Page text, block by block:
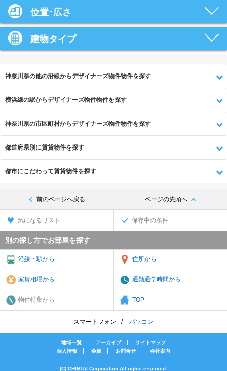
位置･広さ
建物タイプ
神奈川県の他の沿線からデザイナーズ物件物件を探す
横浜線の駅からデザイナーズ物件物件を探す
神奈川県の市区町村からデザイナーズ物件物件を探す
都道府県別に賃貸物件を探す
都市にこだわって賃貸物件を探す
前のページへ戻る ページの先頭へ
気になるリスト 保存中の条件
別の探し方でお部屋を探す
沿線・駅から 住所から
家賃相場から 通勤通学時間から
物件特集から TOP
スマートフォン パソコン
地域一覧 アーカイブ
サイトマップ
個人情報
免責 お問合せ 会社案内
(C) CHINTAI Corporation All rights reserved.